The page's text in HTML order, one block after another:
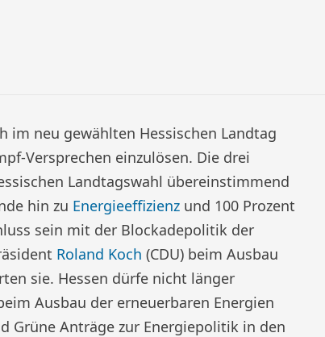
im neu gewählten Hessischen Landtag
Versprechen einzulösen. Die drei
Landtagswahl übereinstimmend
hin zu Energieeffizienz und 100 Prozent
sein mit der Blockadepolitik der
Roland Koch (CDU) beim Ausbau
sie. Hessen dürfe nicht länger
Ausbau der erneuerbaren Energien
Grüne Anträge zur Energiepolitik in den